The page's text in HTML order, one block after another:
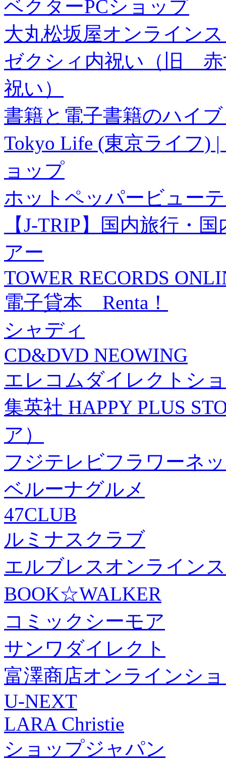
ベクターPCショップ
大丸松坂屋オンライン
ゼクシィ内祝い（旧 赤
祝い）
書籍と電子書籍のハイ
Tokyo Life (東京ライフ)
ョップ
ホットペッパービュー
【J-TRIP】国内旅行・
アー
TOWER RECORDS
電子貸本 Renta！
シャディ
CD&DVD NEOWING
エレコムダイレクトシ
集英社 HAPPY PLUS
ア）
フジテレビフラワーネ
ベルーナグルメ
47CLUB
ルミナスクラブ
エルブレスオンライン
BOOK☆WALKER
コミックシーモア
サンワダイレクト
富澤商店オンラインシ
U-NEXT
LARA Christie
ショップジャパン